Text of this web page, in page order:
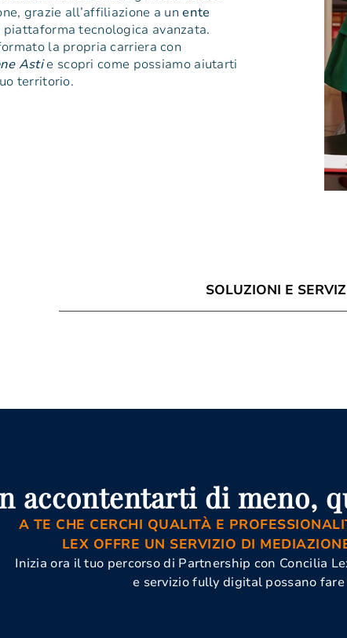
grazie all’affiliazione a unente
tecnologica avanzata.
la propria carriera con
Astie scopri come possiamo aiutarti
territorio.
SOLUZIONI E
accontentarti di meno,
A TE CHE CERCHI QUALITÀ E
LEX OFFRE UN SERVIZIO DI
Inizia ora il tuo percorso di Partnership con Concilia
e servizio fully digital possano